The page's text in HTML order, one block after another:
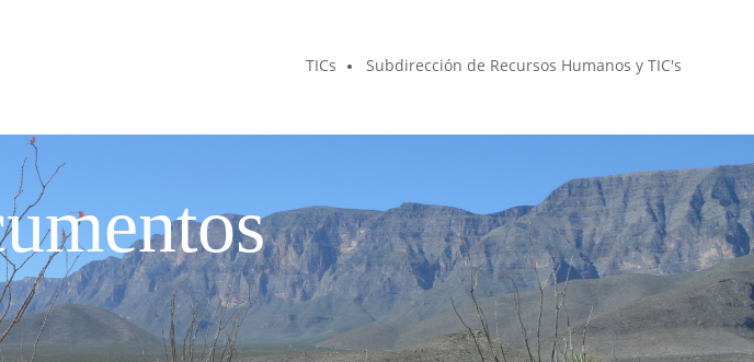
TICs Subdirección de Recursos Humanos y TIC's